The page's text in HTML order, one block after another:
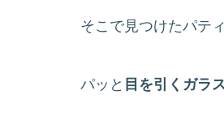
そこで見つけたパテ
パッと 目を引くガラ